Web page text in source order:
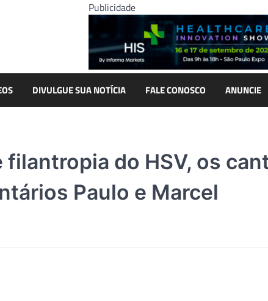
Publicidade
DIVULGUE SUA NOTÍCIA FALE CONOSCO ANUNCIE
do HSV, os
Paulo e Marcel